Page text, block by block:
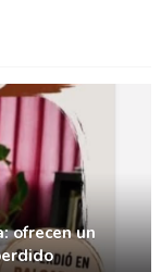
ofrecen un